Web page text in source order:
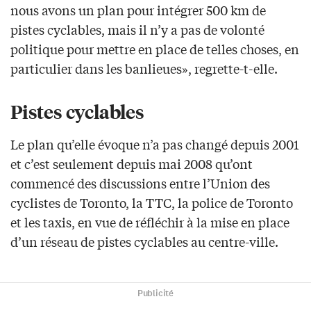
nous avons un plan pour intégrer 500 km de
pistes cyclables, mais il n’y a pas de volonté
politique pour mettre en place de telles choses, en
particulier dans les banlieues», regrette-t-elle.
Pistes cyclables
Le plan qu’elle évoque n’a pas changé depuis 2001
et c’est seulement depuis mai 2008 qu’ont
commencé des discussions entre l’Union des
cyclistes de Toronto, la TTC, la police de Toronto
et les taxis, en vue de réfléchir à la mise en place
d’un réseau de pistes cyclables au centre-ville.
Publicité